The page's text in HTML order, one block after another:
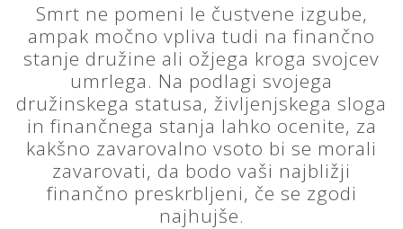
Smrt ne pomeni le čustvene izgube,
ampak močno vpliva tudi na finančno
stanje družine ali ožjega kroga svojcev
umrlega. Na podlagi svojega
družinskega statusa, življenjskega sloga
in finančnega stanja lahko ocenite, za
kakšno zavarovalno vsoto bi se morali
zavarovati, da bodo vaši najbližji
finančno preskrbljeni, če se zgodi
najhujše.